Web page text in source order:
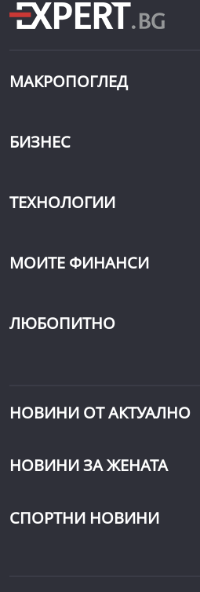
МАКРОПОГЛЕД
БИЗНЕС
ТЕХНОЛОГИИ
МОИТЕ ФИНАНСИ
ЛЮБОПИТНО
НОВИНИ ОТ АКТУАЛНО
НОВИНИ ЗА ЖЕНАТА
СПОРТНИ НОВИНИ